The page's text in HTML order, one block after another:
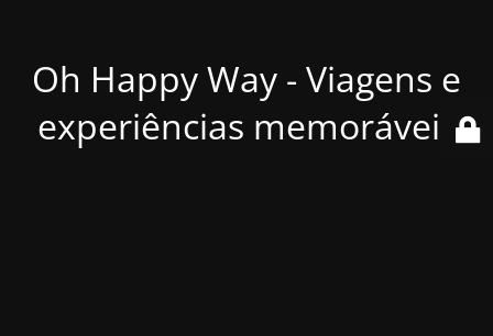
Oh Happy Way - Viagens e
experiências memoráveis